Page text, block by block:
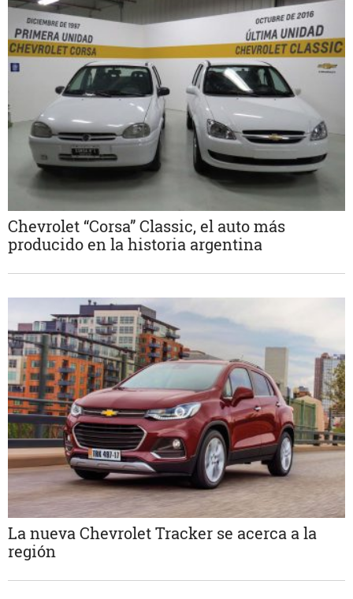
Chevrolet “Corsa” Classic, el auto más
producido en la historia argentina
La nueva Chevrolet Tracker se acerca a la
región